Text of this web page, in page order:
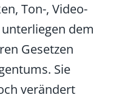
Ton-, Video-
dem
Gesetzen
Sie
verändert